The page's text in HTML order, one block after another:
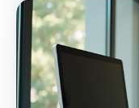
в факте
(ЕГРН).
чтобы